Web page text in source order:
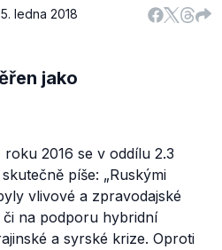
ledna 2018
jako
roku 2016 se v oddílu 2.3
skutečně píše: „Ruskými
vlivové a zpravodajské
na podporu hybridní
a syrské krize. Oproti